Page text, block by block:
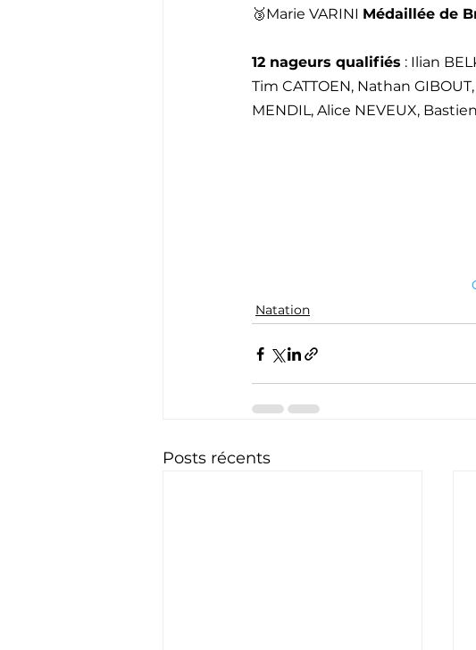
🥉Marie VARINI Médaillée de
12 nageurs qualifiés : Ilian
Tim CATTOEN, Nathan
MENDIL, Alice NEVEUX,
Natation
Posts récents